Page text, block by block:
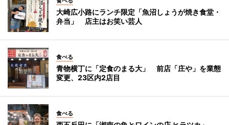
大崎広小路にランチ限定「魚沼しょうが焼き食堂・
弁当」 店主はお笑い芸人
食べる
青物横丁に「定食のまる大」 前店「庄や」を業態
変更、23区内2店目
食べる